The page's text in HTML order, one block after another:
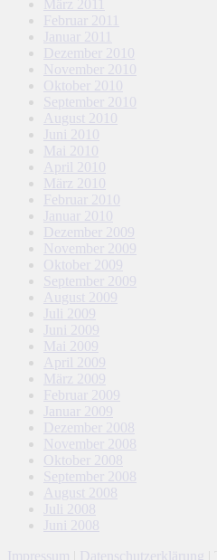
März 2011
Februar 2011
Januar 2011
Dezember 2010
November 2010
Oktober 2010
September 2010
August 2010
Juni 2010
Mai 2010
April 2010
März 2010
Februar 2010
Januar 2010
Dezember 2009
November 2009
Oktober 2009
September 2009
August 2009
Juli 2009
Juni 2009
Mai 2009
April 2009
März 2009
Februar 2009
Januar 2009
Dezember 2008
November 2008
Oktober 2008
September 2008
August 2008
Juli 2008
Juni 2008
Impressum
Datenschutzerklärung